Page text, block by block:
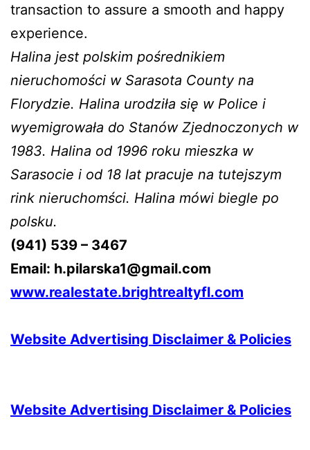
transaction to assure a smooth and happy
experience.
Halina jest polskim pośrednikiem
nieruchomości w Sarasota County na
Florydzie. Halina urodziła się w Police i
wyemigrowała do Stanów Zjednoczonych w
1983. Halina od 1996 roku mieszka w
Sarasocie i od 18 lat pracuje na tutejszym
rink nieruchomści. Halina mówi biegle po
polsku.
(941) 539 – 3467
Email: h.pilarska1@gmail.com
www.realestate.brightrealtyfl.com
Website Advertising Disclaimer & Policies
Website Advertising Disclaimer & Policies